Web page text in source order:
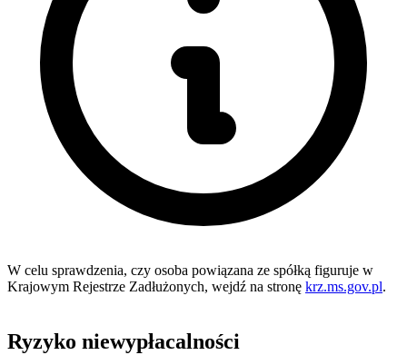
W celu sprawdzenia, czy osoba powiązana ze spółką figuruje w
Krajowym Rejestrze Zadłużonych, wejdź na stronę krz.ms.gov.pl.
Ryzyko niewypłacalności